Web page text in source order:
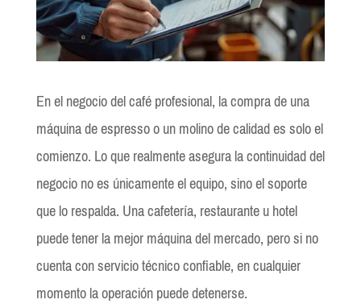
En el negocio del café profesional, la compra de una
máquina de espresso o un molino de calidad es solo el
comienzo. Lo que realmente asegura la continuidad del
negocio no es únicamente el equipo, sino el soporte
que lo respalda. Una cafetería, restaurante u hotel
puede tener la mejor máquina del mercado, pero si no
cuenta con servicio técnico confiable, en cualquier
momento la operación puede detenerse.